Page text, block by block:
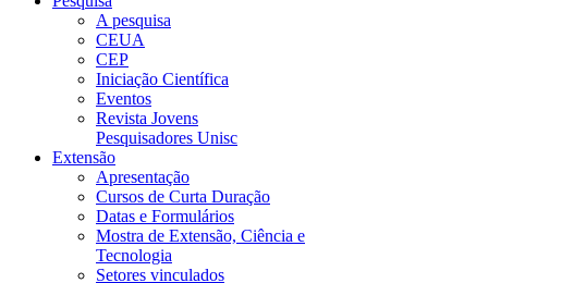
A pesquisa
CEUA
CEP
Iniciação Científica
Eventos
Revista Jovens
Pesquisadores Unisc
Extensão
Apresentação
Cursos de Curta Duração
Datas e Formulários
Mostra de Extensão, Ciência e
Tecnologia
Setores vinculados